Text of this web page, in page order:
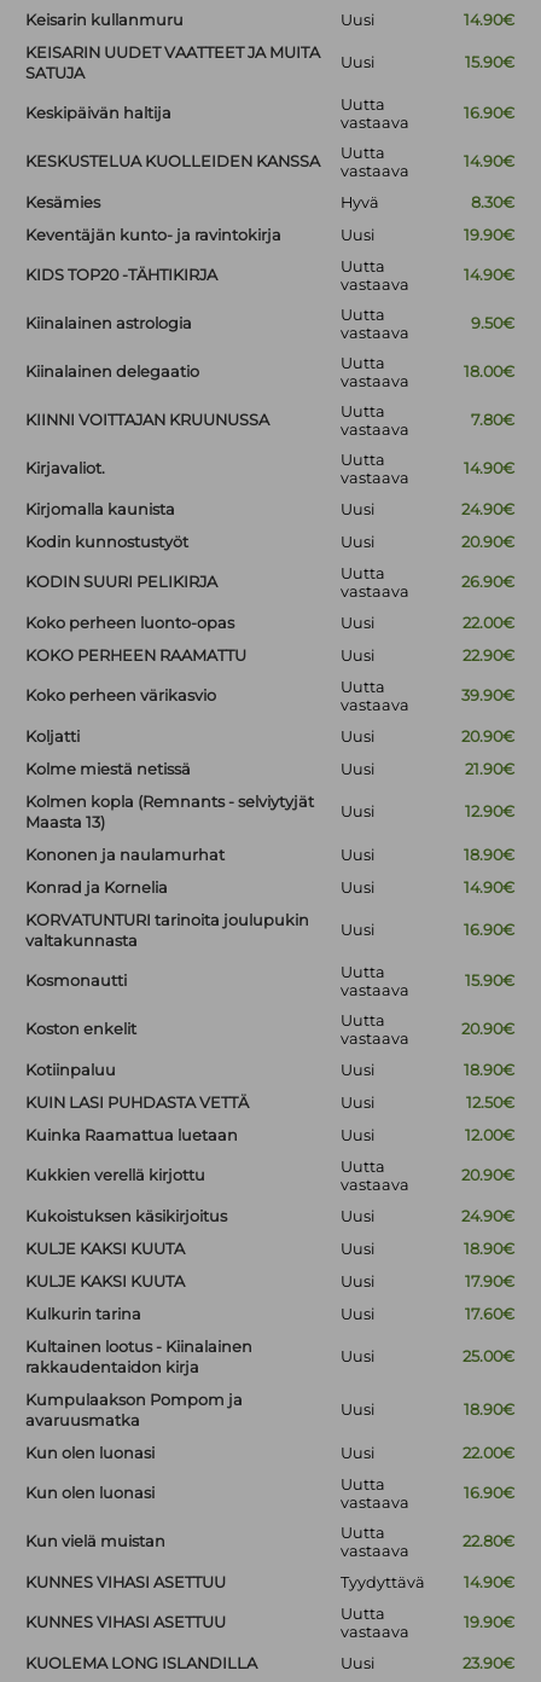
Keisarin kullanmuru
Uusi
14.90€
KEISARIN UUDET VAATTEET JA MUITA
SATUJA
Uusi 15.90€
Keskipäivän haltija
Uutta
vastaava
16.90€
KESKUSTELUA KUOLLEIDEN KANSSA
Uutta
vastaava
14.90€
Kesämies Hyvä
8.30€
Keventäjän kunto- ja ravintokirja
Uusi 19.90€
KIDS TOP20 -TÄHTIKIRJA
Uutta
vastaava
14.90€
Kiinalainen astrologia
Uutta
vastaava
9.50€
Kiinalainen delegaatio
Uutta
vastaava
18.00€
KIINNI VOITTAJAN KRUUNUSSA
Uutta
vastaava
7.80€
Kirjavaliot.
Uutta
vastaava
14.90€
Kirjomalla kaunista Uusi
24.90€
Kodin kunnostustyöt
Uusi 20.90€
KODIN SUURI PELIKIRJA
Uutta
vastaava
26.90€
Koko perheen luonto-opas Uusi
22.00€
KOKO PERHEEN RAAMATTU
Uusi 22.90€
Koko perheen värikasvio
Uutta
vastaava
39.90€
Koljatti Uusi
20.90€
Kolme miestä netissä
Uusi
21.90€
Kolmen kopla (Remnants - selviytyjät
Maasta 13)
Uusi 12.90€
Kononen ja naulamurhat Uusi
18.90€
Konrad ja Kornelia
Uusi
14.90€
KORVATUNTURI tarinoita joulupukin
valtakunnasta
Uusi 16.90€
Kosmonautti
Uutta
vastaava
15.90€
Koston enkelit
Uutta
vastaava
20.90€
Kotiinpaluu Uusi
18.90€
KUIN LASI PUHDASTA VETTÄ
Uusi
12.50€
Kuinka Raamattua luetaan
Uusi 12.00€
Kukkien verellä kirjottu
Uutta
vastaava
20.90€
Kukoistuksen käsikirjoitus Uusi
24.90€
KULJE KAKSI KUUTA
Uusi
18.90€
KULJE KAKSI KUUTA
Uusi
17.90€
Kulkurin tarina
Uusi
17.60€
Kultainen lootus - Kiinalainen
rakkaudentaidon kirja
Uusi 25.00€
Kumpulaakson Pompom ja
avaruusmatka
Uusi 18.90€
Kun olen luonasi Uusi 22.00€
Kun olen luonasi
Uutta
vastaava
16.90€
Kun vielä muistan
Uutta
vastaava
22.80€
KUNNES VIHASI ASETTUU Tyydyttävä 14.90€
KUNNES VIHASI ASETTUU
Uutta
vastaava
19.90€
KUOLEMA LONG ISLANDILLA Uusi 23.90€